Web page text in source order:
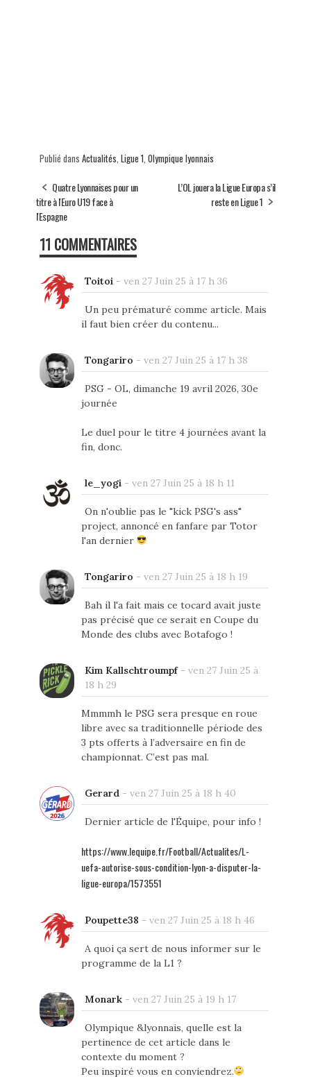
Publié dans Actualités, Ligue 1, Olympique lyonnais
Quatre Lyonnaises pour un
titre à l'Euro U19 face à
l'Espagne
L’OL jouera la Ligue Europa s’il
reste en Ligue 1
11 COMMENTAIRES
Toitoi- ven 27 Juin 25 à 17 h 36
Un peu prématuré comme article. Mais
il faut bien créer du contenu...
Tongariro - ven 27 Juin 25 à 17 h 38
PSG - OL, dimanche 19 avril 2026, 30e
journée
Le duel pour le titre 4 journées avant la
fin, donc.
le_yogi- ven 27 Juin 25 à 18 h 11
On n'oublie pas le "kick PSG's ass"
project, annoncé en fanfare par Totor
l'an dernier
Tongariro - ven 27 Juin 25 à 18 h 19
Bah il l'a fait mais ce tocard avait juste
pas précisé que ce serait en Coupe du
Monde des clubs avec Botafogo !
Kim Kallschtroumpf- ven 27 Juin 25 à
18 h 29
Mmmmh le PSG sera presque en roue
libre avec sa traditionnelle période des
3 pts offerts à l’adversaire en fin de
championnat. C’est pas mal.
Gerard- ven 27 Juin 25 à 18 h 40
Dernier article de l'Équipe, pour info !
https://www.lequipe.fr/Football/Actualites/L-
uefa-autorise-sous-condition-lyon-a-disputer-la-
ligue-europa/1573551
Poupette38 - ven 27 Juin 25 à 18 h 46
A quoi ça sert de nous informer sur le
programme de la L1 ?
Monark- ven 27 Juin 25 à 19 h 17
Olympique &lyonnais, quelle est la
pertinence de cet article dans le
contexte du moment ?
Peu inspiré vous en conviendrez.